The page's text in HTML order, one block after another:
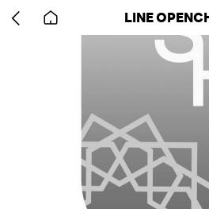
back LINE